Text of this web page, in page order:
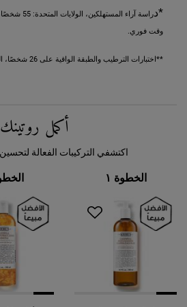
*د
راسة آراء
وقت فوري.
**اختبارات الترطيب والطبقة الواقية على 26 شخصًا، النتائج مقابل النقاط الأساسية.
أكمل روتينك
اكتشفي التركيبات الفعالة
الخطوة ١